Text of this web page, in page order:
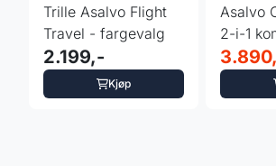
Trille Asalvo Flight
Travel - fargevalg
2.199,-
Kjøp
Asalvo
2-i-1
med